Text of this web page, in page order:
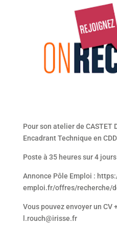
Pour son atelier de CASTET
Encadrant Technique en
Poste à 35 heures sur 4
Annonce Pôle Emploi :
emploi.fr/offres/recherche/
Vous pouvez envoyer un
l.rouch@irisse.fr